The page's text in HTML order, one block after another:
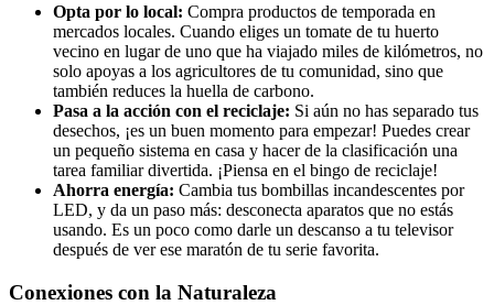
Opta por lo local: Compra productos de temporada en
mercados locales. Cuando eliges un tomate de tu huerto
vecino en lugar de uno que ha viajado miles de kilómetros, no
solo apoyas a los agricultores de tu comunidad, sino que
también reduces la huella de carbono.
Pasa a la acción con el reciclaje: Si aún no has separado tus
desechos, ¡es un buen momento para empezar! Puedes crear
un pequeño sistema en casa y hacer de la clasificación una
tarea familiar divertida. ¡Piensa en el bingo de reciclaje!
Ahorra energía: Cambia tus bombillas incandescentes por
LED, y da un paso más: desconecta aparatos que no estás
usando. Es un poco como darle un descanso a tu televisor
después de ver ese maratón de tu serie favorita.
Conexiones con la Naturaleza